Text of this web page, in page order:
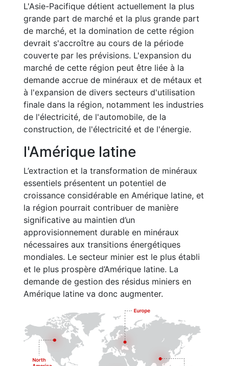
L'Asie-Pacifique détient actuellement la plus
grande part de marché et la plus grande part
de marché, et la domination de cette région
devrait s'accroître au cours de la période
couverte par les prévisions. L'expansion du
marché de cette région peut être liée à la
demande accrue de minéraux et de métaux et
à l'expansion de divers secteurs d'utilisation
finale dans la région, notamment les industries
de l'électricité, de l'automobile, de la
construction, de l'électricité et de l'énergie.
l'Amérique latine
L’extraction et la transformation de minéraux
essentiels présentent un potentiel de
croissance considérable en Amérique latine, et
la région pourrait contribuer de manière
significative au maintien d’un
approvisionnement durable en minéraux
nécessaires aux transitions énergétiques
mondiales. Le secteur minier est le plus établi
et le plus prospère d’Amérique latine. La
demande de gestion des résidus miniers en
Amérique latine va donc augmenter.